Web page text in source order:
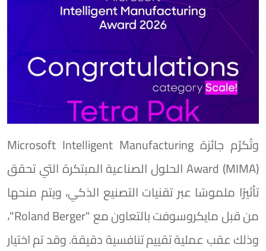
وتُكرّم جائزة Microsoft Intelligent Manufacturing
Award (MIMA) الحلول الصناعية المبتكرة التي تحقق
تأثيرًا ملموسًا عبر تقنيات التصنيع الذكي، ويتم منحها
من قبل مايكروسوفت بالتعاون مع "Roland Berger"،
وذلك عقب عملية تقييم تنافسية دقيقة. وقد تم اختيار